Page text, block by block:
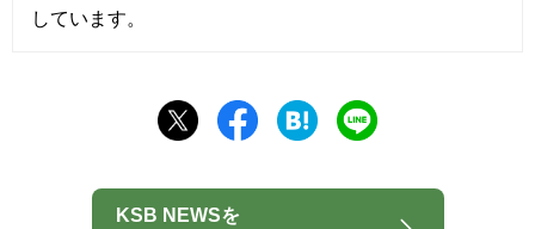
しています。
KSB NEWSを